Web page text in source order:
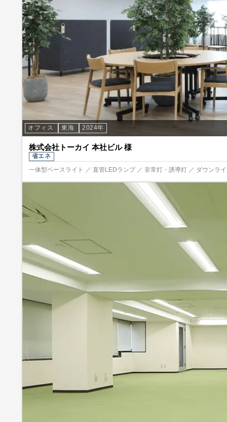
オフィス 東海 2024年
株式会社トーカイ 本社ビル 様
省エネ
一体型ベースライト ／ 直管LEDランプ ／ 非常灯・誘導灯 ／ ダウンラ